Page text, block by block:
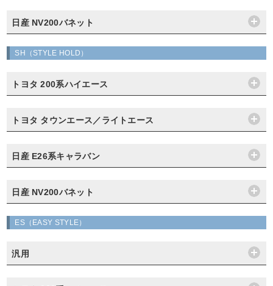
日産 NV200バネット
SH（STYLE HOLD）
トヨタ 200系ハイエース
トヨタ タウンエース／ライトエース
日産 E26系キャラバン
日産 NV200バネット
ES（EASY STYLE）
汎用